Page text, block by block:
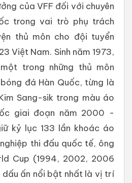
của VFF đối với chuyên
trong vai trò phụ trách
thủ môn cho đội tuyển
Việt Nam. Sinh năm 1973,
trong những thủ môn
đá Hàn Quốc, từng là
Sang-sik trong màu áo
giai đoạn năm 2000 -
kỷ lục 133 lần khoác áo
thi đấu quốc tế, ông
Cup (1994, 2002, 2006
ấn nổi bật nhất là vị trí